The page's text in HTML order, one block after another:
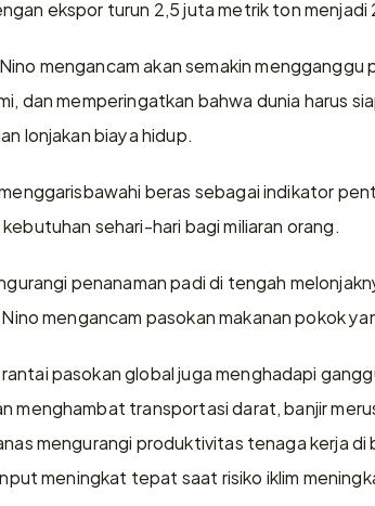
ekspor turun 2,5 juta metrik ton menjadi
mengancam akan semakin
dan memperingatkan bahwa dunia harus
lonjakan biaya hidup.
beras sebagai indikator
sehari-hari bagi miliaran orang.
penanaman padi di tengah
mengancam pasokan makanan pokok
pasokan global juga menghadapi
menghambat transportasi darat, banjir
mengurangi produktivitas tenaga kerja
meningkat tepat saat risiko iklim